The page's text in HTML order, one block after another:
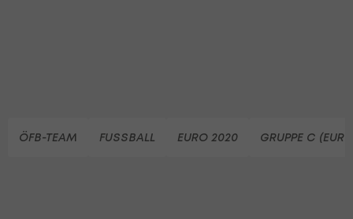
ÖFB-TEAM FUSSBALL EURO 2020 GRUPPE C